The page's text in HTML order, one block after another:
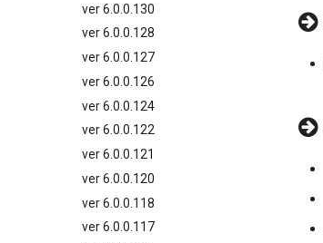
ver 6.0.0.130
ver 6.0.0.128
ver 6.0.0.127
ver 6.0.0.126
ver 6.0.0.124
ver 6.0.0.122
ver 6.0.0.121
ver 6.0.0.120
ver 6.0.0.118
ver 6.0.0.117